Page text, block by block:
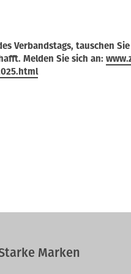
Verbandstags, tauschen
Melden Sie sich an:
Marken